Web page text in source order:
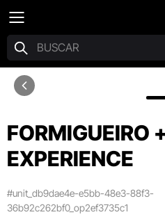
FORMIGUEIRO
EXPERIENCE
#unit_db9dae4e-e5bb-48e3-88f3-
36b92c262bf0_op2ef3735c1